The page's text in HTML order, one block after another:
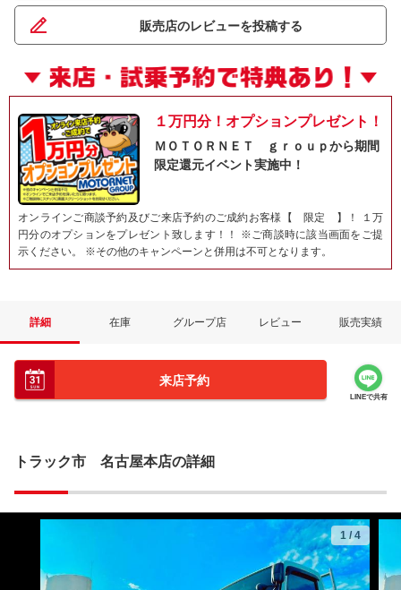
販売店のレビューを投稿する
１万円分！オプションプレゼント！
ＭＯＴＯＲＮＥＴ ｇｒｏｕｐから期間
限定還元イベント実施中！
オンラインご商談予約及びご来店予約のご成約お客様【 限定 】！ １万
円分のオプションをプレゼント致します！！ ※ご商談時に該当画面をご提
示ください。 ※その他のキャンペーンと併用は不可となります。
詳細 在庫 グループ店 レビュー 販売実績
来店予約
LINEで共有
トラック市 名古屋本店の詳細
1 /4